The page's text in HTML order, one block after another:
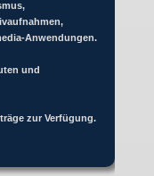
Anwendungen.
und
zur Verfügung.